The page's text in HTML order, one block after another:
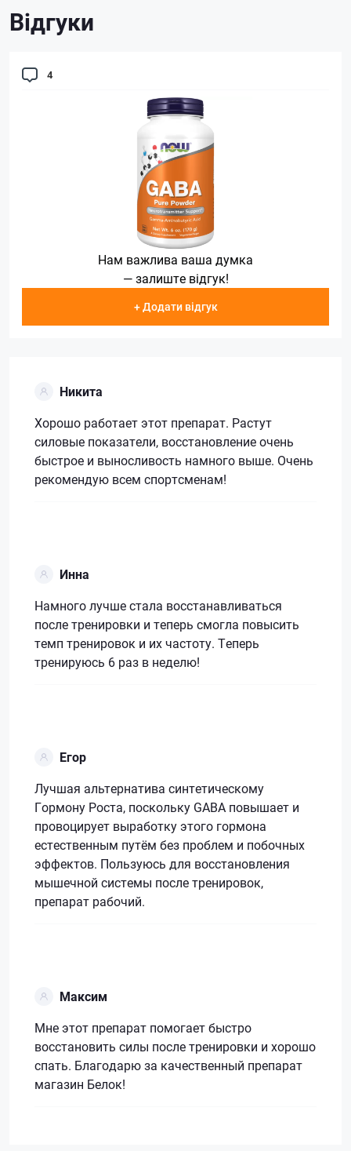
Відгуки
4
Нам важлива ваша думка
— залиште відгук!
+ Додати відгук
Никита
Хорошо работает этот препарат. Растут
силовые показатели, восстановление очень
быстрое и выносливость намного выше. Очень
рекомендую всем спортсменам!
Инна
Намного лучше стала восстанавливаться
после тренировки и теперь смогла повысить
темп тренировок и их частоту. Теперь
тренируюсь 6 раз в неделю!
Егор
Лучшая альтернатива синтетическому
Гормону Роста, поскольку GABA повышает и
провоцирует выработку этого гормона
естественным путём без проблем и побочных
эффектов. Пользуюсь для восстановления
мышечной системы после тренировок,
препарат рабочий.
Максим
Мне этот препарат помогает быстро
восстановить силы после тренировки и хорошо
спать. Благодарю за качественный препарат
магазин Белок!